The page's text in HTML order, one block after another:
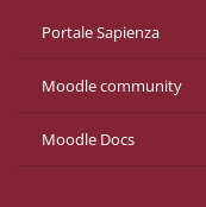
Portale Sapienza
Moodle community
Moodle Docs